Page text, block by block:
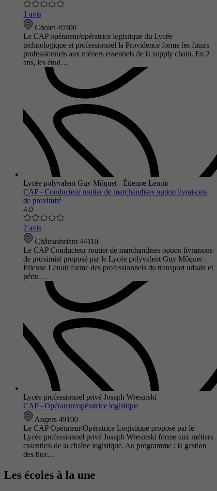
1 avis
Cholet 49300
Le CAP opérateur/opératrice logistique du Lycée
technologique et professionnel la Providence forme les futurs
professionnels aux métiers essentiels de la supply chain. En 2
ans, les étud…
Lycée polyvalent Guy Môquet - Étienne Lenoir
CAP - Conducteur routier de marchandises option livraisons
de proximité
4.0
2 avis
Châteaubriant 44110
Le CAP Conducteur routier de marchandises option livraisons
de proximité proposé par le Lycée polyvalent Guy Môquet -
Étienne Lenoir forme des professionnels du transport urbain et
périu…
Lycée professionnel privé Joseph Wresinski
CAP - Opérateur/opératrice logistique
Angers 49100
Le CAP Opérateur/Opératrice Logistique proposé par le
Lycée professionnel privé Joseph Wresinski forme aux métiers
essentiels de la chaîne logistique. Au programme : la gestion
des flux…
Les écoles à la une